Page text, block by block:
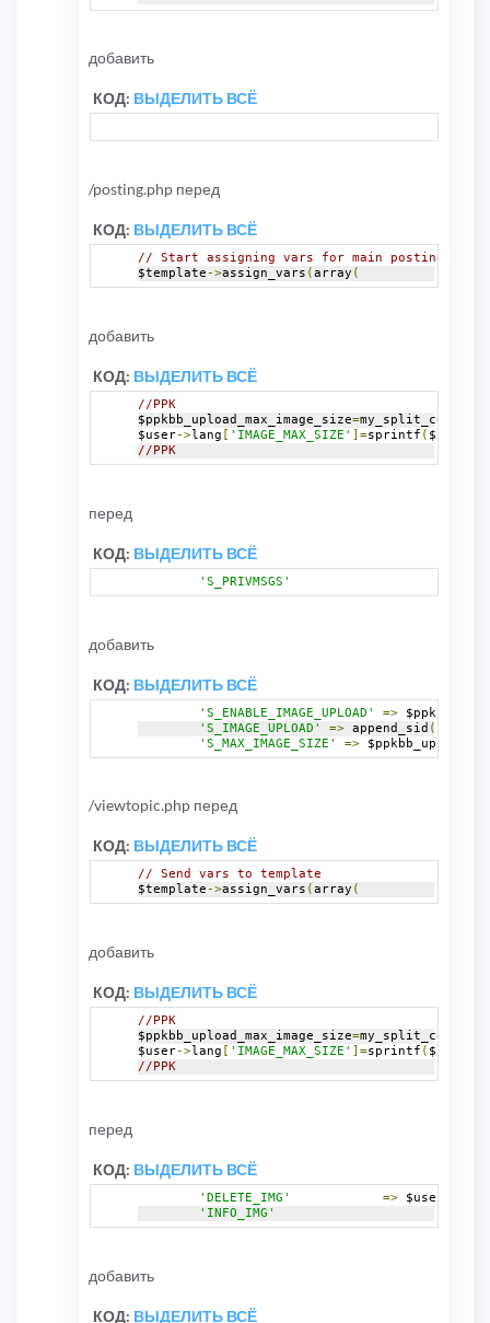
добавить
КОД: ВЫДЕЛИТЬ ВСЁ
/posting.php перед
КОД: ВЫДЕЛИТЬ ВСЁ
// Start assigning vars for main posting
$template ->assign_vars ( array (
добавить
КОД: ВЫДЕЛИТЬ ВСЁ
//PPK
$ppkbb_upload_max_image_size=my_split_config
$user->lang [ 'IMAGE_MAX_SIZE' ]=sprintf ( $user
//PPK
перед
КОД: ВЫДЕЛИТЬ ВСЁ
'S_PRIVMSGS'
добавить
КОД: ВЫДЕЛИТЬ ВСЁ
'S_ENABLE_IMAGE_UPLOAD' =>
'S_IMAGE_UPLOAD'
=> append_sid (
'S_MAX_IMAGE_SIZE'
=>
/viewtopic.php перед
КОД: ВЫДЕЛИТЬ ВСЁ
// Send vars to template
$template ->assign_vars ( array (
добавить
КОД: ВЫДЕЛИТЬ ВСЁ
//PPK
$ppkbb_upload_max_image_size=my_split_config
$user->lang 'IMAGE_MAX_SIZE' ]=sprintf ( $user
//PPK
перед
КОД: ВЫДЕЛИТЬ ВСЁ
'DELETE_IMG' => $user
'INFO_IMG'
добавить
КОД: ВЫДЕЛИТЬ ВСЁ